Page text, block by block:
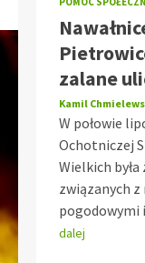
zalane
Kamil
W połowie
Ochotniczej
Wielkich
związanych
pogodowymi
dalej